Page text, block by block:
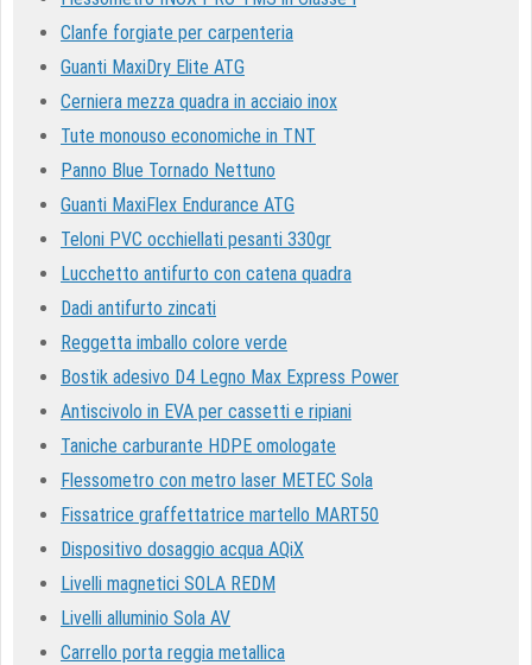
Clanfe forgiate per carpenteria
Guanti MaxiDry Elite ATG
Cerniera mezza quadra in acciaio inox
Tute monouso economiche in TNT
Panno Blue Tornado Nettuno
Guanti MaxiFlex Endurance ATG
Teloni PVC occhiellati pesanti 330gr
Lucchetto antifurto con catena quadra
Dadi antifurto zincati
Reggetta imballo colore verde
Bostik adesivo D4 Legno Max Express Power
Antiscivolo in EVA per cassetti e ripiani
Taniche carburante HDPE omologate
Flessometro con metro laser METEC Sola
Fissatrice graffettatrice martello MART50
Dispositivo dosaggio acqua AQiX
Livelli magnetici SOLA REDM
Livelli alluminio Sola AV
Carrello porta reggia metallica